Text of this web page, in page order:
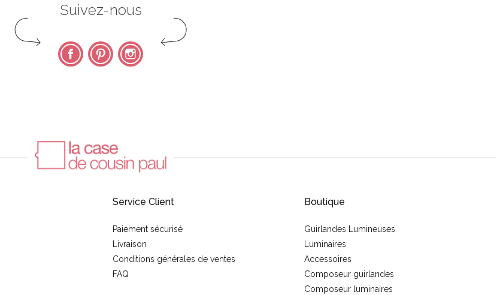
Suivez-nous
FacebookPinterest Instagram
Service Client
Paiement sécurisé
Livraison
Conditions générales de ventes
FAQ
Boutique
Guirlandes Lumineuses
Luminaires
Accessoires
Composeur guirlandes
Composeur luminaires